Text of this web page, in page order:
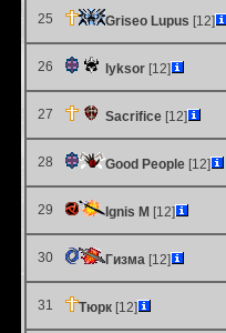
25 Griseo Lupus [12]
26 lyksor [12]
27 Sacrifice [12]
28 Good People [12]
29 Ignis M [12]
30 Гизма [12]
31 Тюрк [12]